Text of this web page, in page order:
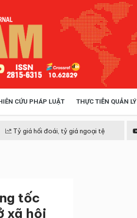
CỨU PHÁP LUẬT THỰC TIỄN QUẢN LÝ
Tỷ giá hối đoái, tỷ giá ngoại tệ
tốc
xã hội